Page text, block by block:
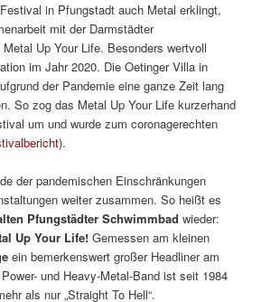
in Pfungstadt auch Metal erklingt,
mit der Darmstädter
Up Your Life. Besonders wertvoll
im Jahr 2020. Die Oetinger Villa in
der Pandemie eine ganze Zeit lang
So zog das Metal Up Your Life kurzerhand
um und wurde zum coronagerechten
).
der pandemischen Einschränkungen
weiter zusammen. So heißt es
Pfungstädter Schwimmbad wieder:
Up Your Life!Gemessen am kleinen
ein bemerkenswert großer Headliner am
und Heavy-Metal-Band ist seit 1984
als nur „Straight To Hell“.